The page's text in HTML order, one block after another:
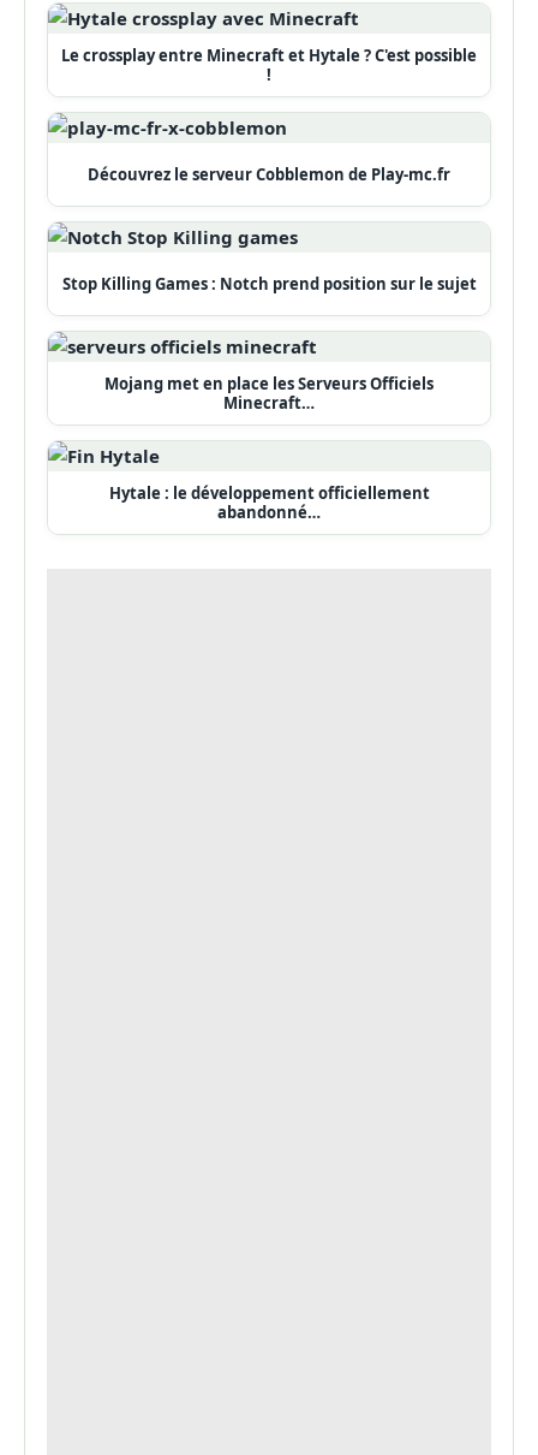
Le crossplay entre Minecraft et Hytale ? C'est possible
!
Découvrez le serveur Cobblemon de Play-mc.fr
Stop Killing Games : Notch prend position sur le sujet
Mojang met en place les Serveurs Officiels
Minecraft…
Hytale : le développement officiellement
abandonné…